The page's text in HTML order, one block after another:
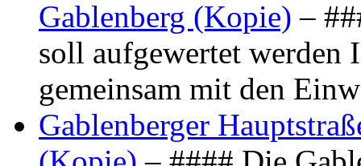
Gablenberg (Kopie) –
soll aufgewertet werden
gemeinsam mit den
Gablenberger